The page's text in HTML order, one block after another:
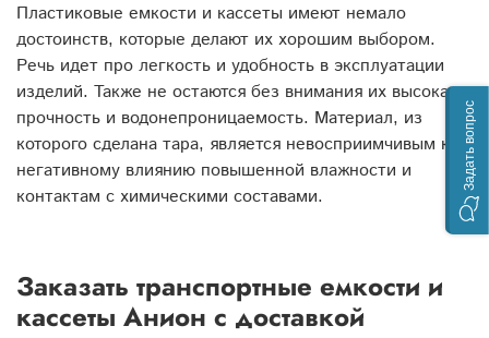
Пластиковые емкости и кассеты имеют немало
достоинств, которые делают их хорошим выбором.
Речь идет про легкость и удобность в эксплуатации
изделий. Также не остаются без внимания их высокая
прочность и водонепроницаемость. Материал, из
которого сделана тара, является невосприимчивым к
негативному влиянию повышенной влажности и
контактам с химическими составами.
Заказать транспортные емкости и
кассеты Анион с доставкой
Задать вопрос